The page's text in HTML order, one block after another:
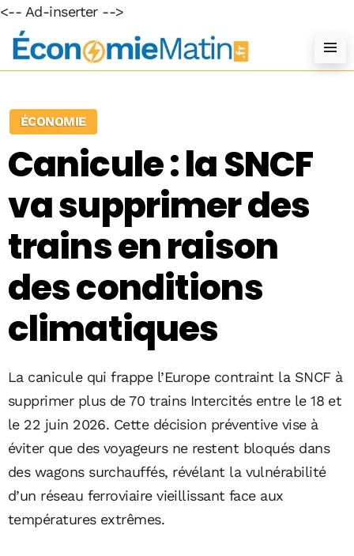
<-- Ad-inserter -->
ÉCONOMIE
Canicule : la SNCF
va supprimer des
trains en raison
des conditions
climatiques
La canicule qui frappe l’Europe contraint la SNCF à
supprimer plus de 70 trains Intercités entre le 18 et
le 22 juin 2026. Cette décision préventive vise à
éviter que des voyageurs ne restent bloqués dans
des wagons surchauffés, révélant la vulnérabilité
d’un réseau ferroviaire vieillissant face aux
températures extrêmes.